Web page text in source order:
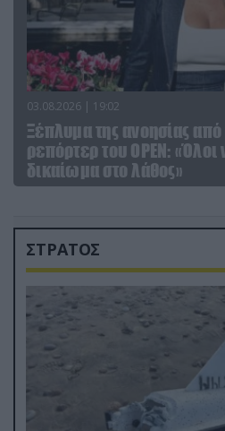
03.08.2026 | 19:02
Ξέπλυμα της ανοησίας από
ρεπόρτερ του ΟΡΕΝ: «Όλοι
δικαίωμα στο λάθος»
ΣΤΡΑΤΟΣ